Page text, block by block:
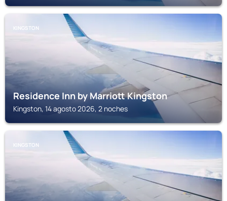
KINGSTON
Residence Inn by Marriott Kingston
Kingston, 14 agosto 2026, 2 noches
KINGSTON